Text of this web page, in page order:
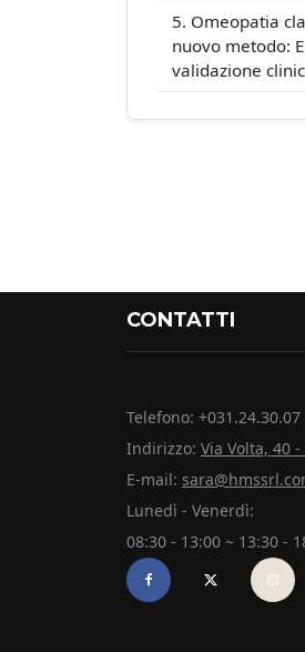
Omeopatia
nuovo metodo:
validazione
CONTATTI
Telefono: +031.24.30.07
Indirizzo: Via Volta, 40
E-mail:
Lunedì - Venerdì:
08:30 - 13:00 ~ 13:30 -